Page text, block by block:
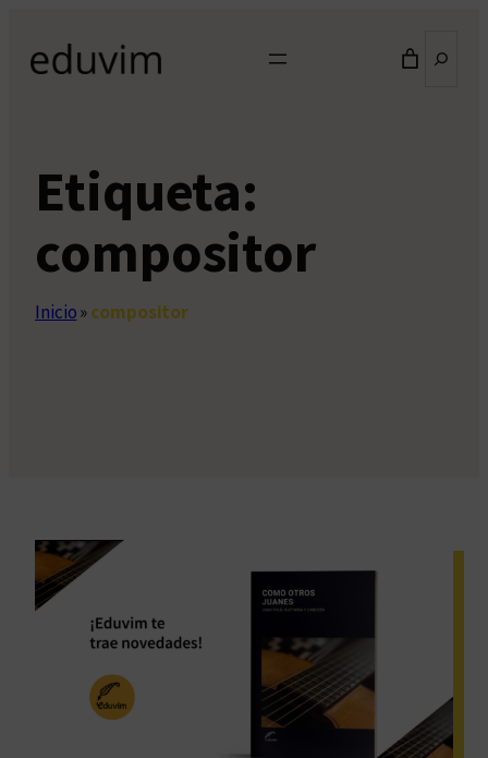
contenido
Etiqueta:
compositor
Inicio»compositor